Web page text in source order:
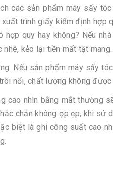
các sản phẩm máy sấy
trình giấy kiểm định hợp
quy hay không? Nếu
kẻo lại tiền mất tật mang.
Nếu sản phẩm máy sấy
nổi, chất lượng không
cao nhìn bằng mắt thường
chắn không ọp ẹp, khi sử
biệt là ghi công suất cao